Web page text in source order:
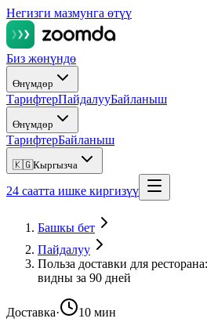
Негизги мазмунга өтүү
Биз жөнүндө
Өнүмдөр
ТарифтерПайдалууБайланыш
Өнүмдөр
ТарифтерБайланыш
🇰🇬Кыргызча
24 саатта ишке киргизүү
Башкы бет
Пайдалуу
Польза доставки для
видны за 90 дней
Доставка· 10 мин